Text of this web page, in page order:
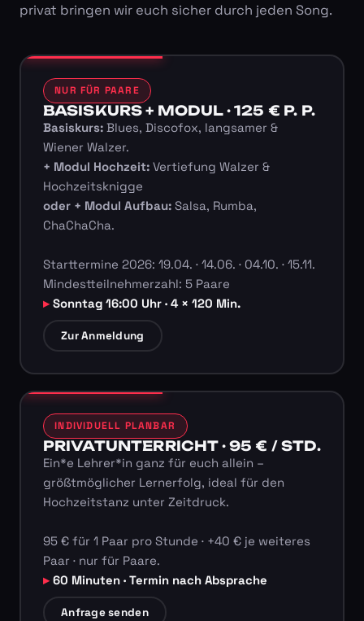
privat bringen wir euch sicher durch jeden Song.
NUR FÜR PAARE
BASISKURS + MODUL · 125 € P. P.
Basiskurs:Blues, Discofox, langsamer &
Wiener Walzer.
+ Modul Hochzeit:Vertiefung Walzer &
Hochzeitsknigge
oder + Modul Aufbau:Salsa, Rumba,
ChaChaCha.
Starttermine 2026: 19.04. · 14.06. · 04.10. · 15.11.
Mindestteilnehmerzahl: 5 Paare
Sonntag 16:00 Uhr · 4 × 120 Min.
Zur Anmeldung
INDIVIDUELL PLANBAR
PRIVATUNTERRICHT · 95 € / STD.
Ein*e Lehrer*in ganz für euch allein –
größtmöglicher Lernerfolg, ideal für den
Hochzeitstanz unter Zeitdruck.
95 € für 1 Paar pro Stunde · +40 € je weiteres
Paar · nur für Paare.
60 Minuten · Termin nach Absprache
Anfrage senden